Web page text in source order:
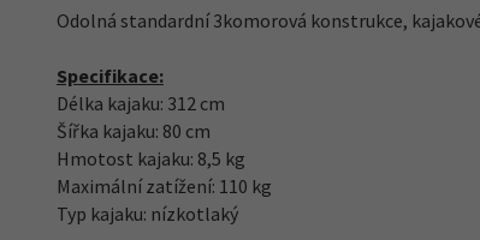
Odolná standardní 3komorová konstrukce,
Specifikace:
Délka kajaku: 312 cm
Šířka kajaku: 80 cm
Hmotost kajaku: 8,5 kg
Maximální zatížení: 110 kg
Typ kajaku: nízkotlaký